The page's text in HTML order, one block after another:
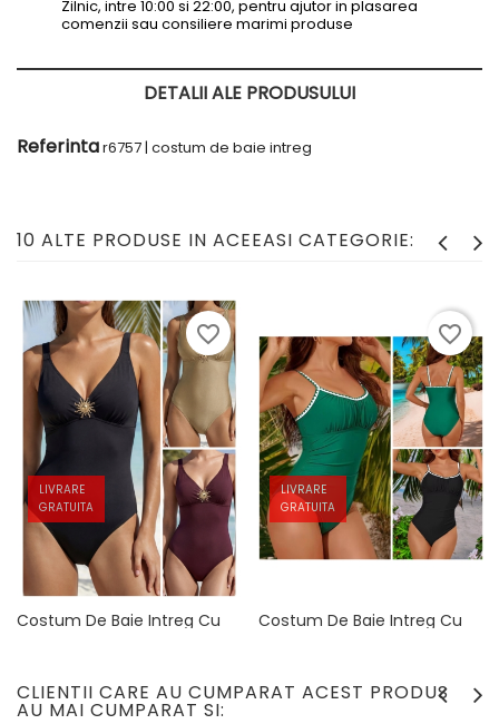
Zilnic, intre 10:00 si 22:00, pentru ajutor in plasarea
comenzii sau consiliere marimi produse
DETALII ALE PRODUSULUI
Referintar6757 | costum de baie intreg
10 ALTE PRODUSE IN ACEEASI CATEGORIE:
Costum De Baie Intreg Cu
LIVRARE
GRATUITA
favorite_border
Costum De Baie Intreg Cu
LIVRARE
GRATUITA
favorite_border
CLIENTII CARE AU CUMPARAT ACEST PRODUS
AU MAI CUMPARAT SI: